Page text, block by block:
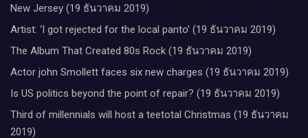
New Jersey (19 ธันวาคม 2019)
Artist: ‘I got rejected for the local panto’ (19 ธันวาคม 2019)
The Album That Created 80s Rock (19 ธันวาคม 2019)
Actor john Smollett faces six new charges (19 ธันวาคม 2019)
Is US politics beyond the point of repair? (19 ธันวาคม 2019)
Third of millennials will host a teetotal Christmas (19 ธันวาคม
2019)